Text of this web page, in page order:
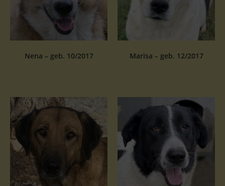
Nena – geb. 10/2017 Marisa – geb. 12/2017